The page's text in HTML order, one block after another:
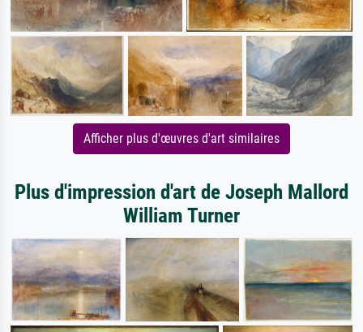
Afficher plus d'œuvres d'art similaires
Plus d'impression d'art de Joseph Mallord
William Turner